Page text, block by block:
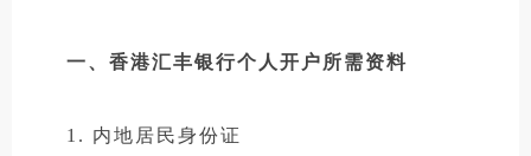
一、香港汇丰银行个人开户所需资料
1. 内地居民身份证